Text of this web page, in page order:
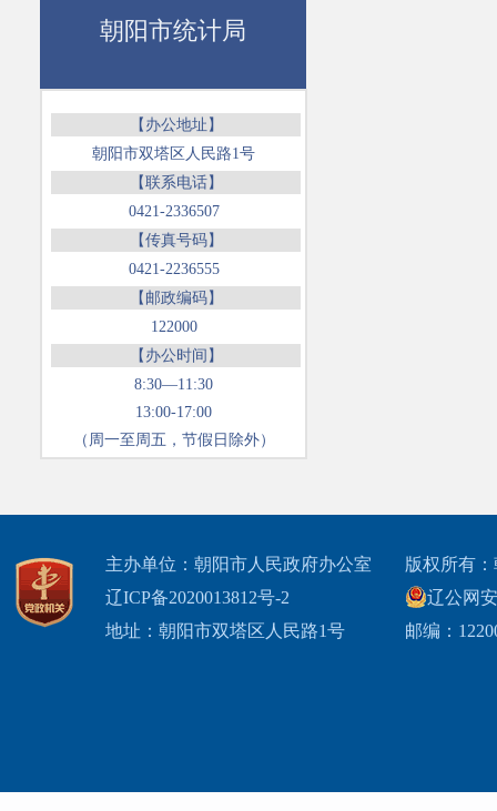
朝阳市统计局
【办公地址】
朝阳市双塔区人民路1号
【联系电话】
0421-2336507
【传真号码】
0421-2236555
【邮政编码】
122000
【办公时间】
8:30—11:30
13:00-17:00
（周一至周五，节假日除外）
主办单位：朝阳市人民政府办公室
辽ICP备2020013812号-2
地址：朝阳市双塔区人民路1号
版权所有
辽公网
邮编：